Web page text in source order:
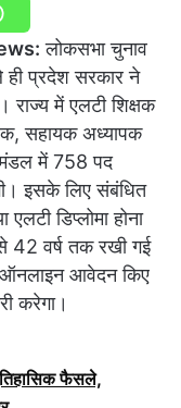
लोकसभा चुनाव
ही प्रदेश सरकार ने
राज्य में एलटी शिक्षक
सहायक अध्यापक
में 758 पद
इसके लिए संबंधित
डिप्लोमा होना
वर्ष तक रखी गई
आवेदन किए
करेगा।
फैसले,